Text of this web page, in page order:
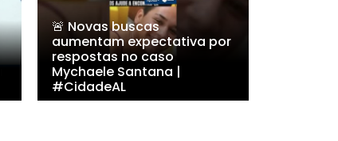
🚨 Novas buscas
aumentam expectativa por
respostas no caso
Mychaele Santana |
#CidadeAL